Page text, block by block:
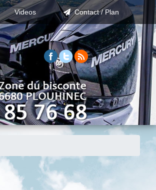
Videos Contact / Plan